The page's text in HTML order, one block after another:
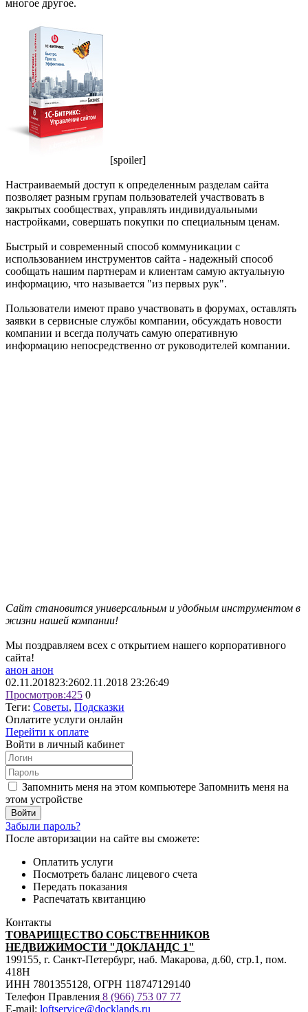
многое другое.
[spoiler]
Настраиваемый доступ к определенным разделам сайта
позволяет разным групам пользователей участвовать в
закрытых сообществах, управлять индивидуальными
настройками, совершать покупки по специальным ценам.
Быстрый и современный способ коммуникации с
использованием инструментов сайта - надежный способ
сообщать нашим партнерам и клиентам самую актуальную
информацию, что называется "из первых рук".
Пользователи имеют право участвовать в форумах, оставлять
заявки в сервисные службы компании, обсуждать новости
компании и всегда получать самую оперативную
информацию непосредственно от руководителей компании.
Сайт становится универсальным и удобным инструментом в
жизни нашей компании!
Мы поздравляем всех с открытием нашего корпоративного
сайта!
анон анон
02.11.201823:2602.11.2018 23:26:49
Просмотров:425 0
Теги: Советы, Подсказки
Оплатите услуги онлайн
Перейти к оплате
Войти в личный кабинет
Запомнить меня на этом компьютере Запомнить меня на
этом устройстве
Забыли пароль?
После авторизации на сайте вы сможете:
Оплатить услуги
Посмотреть баланс лицевого счета
Передать показания
Распечатать квитанцию
Контакты
ТОВАРИЩЕСТВО СОБСТВЕННИКОВ
НЕДВИЖИМОСТИ "ДОКЛАНДС 1"
199155, г. Санкт-Петербург, наб. Макарова, д.60, стр.1, пом.
418Н
ИНН 7801355128, ОГРН 118747129140
Телефон Правления 8 (966) 753 07 77
E-mail: loftservice@docklands.ru